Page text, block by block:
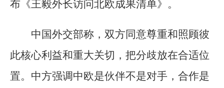
布《王毅外长访问北欧成果清单》。
中国外交部称，双方同意尊重和照顾彼
此核心利益和重大关切，把分歧放在合适位
置。中方强调中欧是伙伴不是对手，合作是